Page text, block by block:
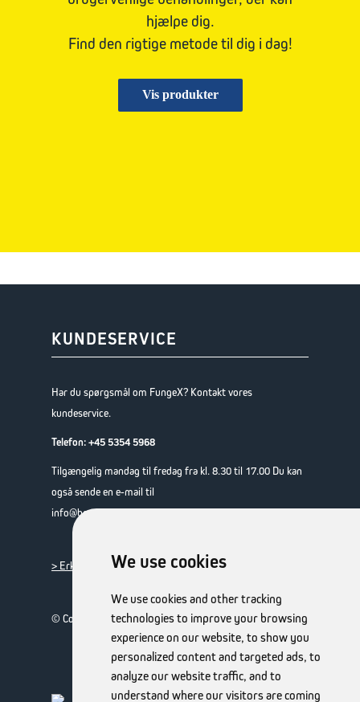
We use cookies
We use cookies and other tracking
technologies to improve your browsing
experience on our website, to show you
personalized content and targeted ads, to
analyze our website traffic, and to
understand where our visitors are coming
hjælpe dig.
Find den rigtige metode til dig i dag!
Vis produkter
KUNDESERVICE
Har du spørgsmål om FungeX? Kontakt vores
kundeservice.
Telefon:+45 5354 5968
Tilgængelig mandag til fredag fra kl. 8.30 til 17.00 Du kan
også sende en e-mail til
info@brauner-fmcg.com
> Erklæring om beskyttelse af personlige oplysninger
© Copyright 2026 TheOTCLab B.V.